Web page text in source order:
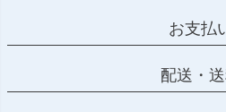
お支払
配送・